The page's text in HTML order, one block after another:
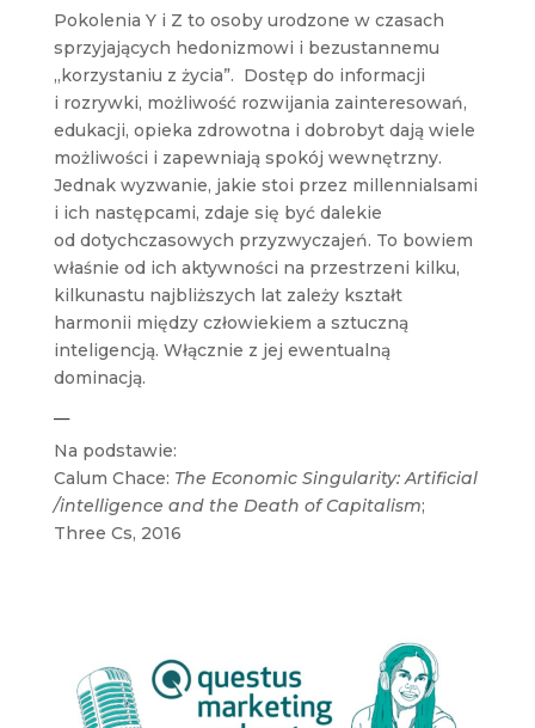
Pokolenia Y i Z to osoby urodzone w czasach
sprzyjających hedonizmowi i bezustannemu
„korzystaniu z życia”. Dostęp do informacji
i rozrywki, możliwość rozwijania zainteresowań,
edukacji, opieka zdrowotna i dobrobyt dają wiele
możliwości i zapewniają spokój wewnętrzny.
Jednak wyzwanie, jakie stoi przez millennialsami
i ich następcami, zdaje się być dalekie
od dotychczasowych przyzwyczajeń. To bowiem
właśnie od ich aktywności na przestrzeni kilku,
kilkunastu najbliższych lat zależy kształt
harmonii między człowiekiem a sztuczną
inteligencją. Włącznie z jej ewentualną
dominacją.
—
Na podstawie:
Calum Chace: The Economic Singularity: Artificial
/intelligence and the Death of Capitalism;
Three Cs, 2016